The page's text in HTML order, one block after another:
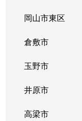
岡山市東区
倉敷市
玉野市
井原市
高梁市